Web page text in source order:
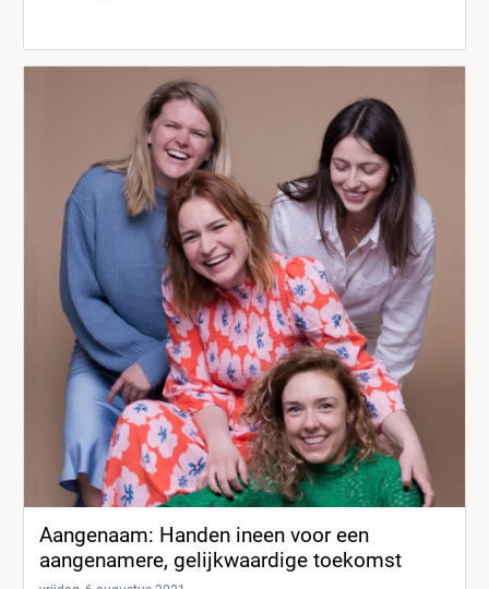
Aangenaam: Handen ineen voor een
aangenamere, gelijkwaardige toekomst